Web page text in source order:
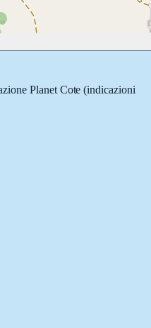
Planet Cote (indicazioni